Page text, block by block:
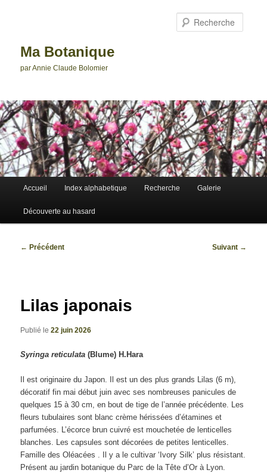
Ma Botanique
par Annie Claude Bolomier
Accueil Index alphabetique Recherche Galerie
Découverte au hasard
Navigation
← Précédent Suivant →
Lilas japonais
Publié le22 juin 2026
Syringa reticulata(Blume) H.Hara
Il est originaire du Japon. Il est un des plus grands Lilas (6 m),
décoratif fin mai début juin avec ses nombreuses panicules de
quelques 15 à 30 cm, en bout de tige de l’année précédente. Les
fleurs tubulaires sont blanc crème hérissées d’étamines et
parfumées. L’écorce brun cuivré est mouchetée de lenticelles
blanches. Les capsules sont décorées de petites lenticelles.
Famille des Oléacées . Il y a le cultivar ‘Ivory Silk’ plus résistant.
Présent au jardin botanique du Parc de la Tête d’Or à Lyon.